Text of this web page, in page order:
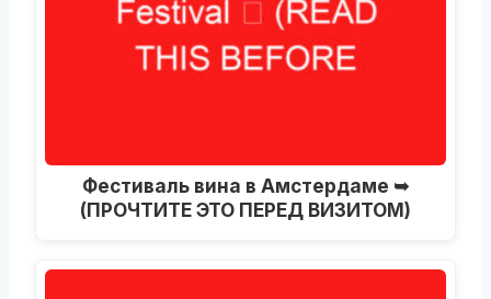
Фестиваль вина в Амстердаме ➥
(ПРОЧТИТЕ ЭТО ПЕРЕД ВИЗИТОМ)